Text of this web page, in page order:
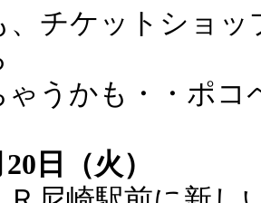
、チケットショ
ゃうかも・・ポコ
日（火）